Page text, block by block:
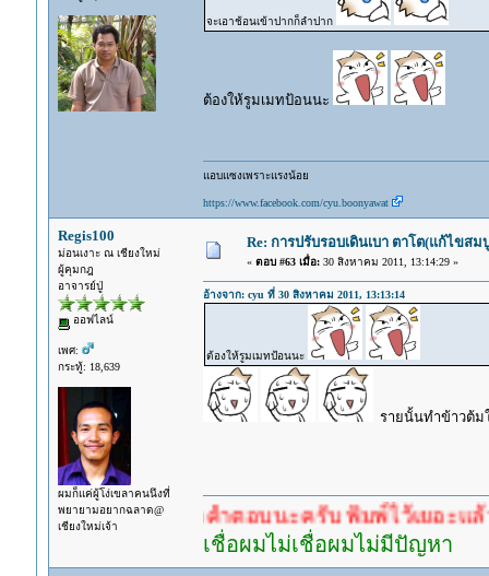
จะเอาช้อนเข้าปากก็ลำปาก
ต้องให้รูมเมทป้อนนะ
แอบแซงเพราะแรงน้อย
https://www.facebook.com/cyu.boonyawat
Regis100
ม่อนเงาะ ณ เชียงใหม่
ผู้คุมกฎ
อาจารย์ปู่
ออฟไลน์
เพศ:
กระทู้: 18,639
ผมก็แค่ผู้โง่เขลาคนนึงที่
พยายามอยากฉลาด@
เชียงใหม่เจ้า
Re: การปรับรอบเดินเบา ตาโต(แก้ไขส
« ตอบ #63 เมื่อ:30 สิงหาคม 2011, 13:14:29 »
อ้างจาก: cyu ที่ 30 สิงหาคม 2011, 13:13:14
ต้องให้รูมเมทป้อนนะ
รายนั้นทำข้าวต้ม
ตอบก่อนรอคำตอบนะครับ พิมพ์ไว้เยอะแล้ว หาอ่าน
เชื่อผมไม่เชื่อผมไม่มีปัญหา